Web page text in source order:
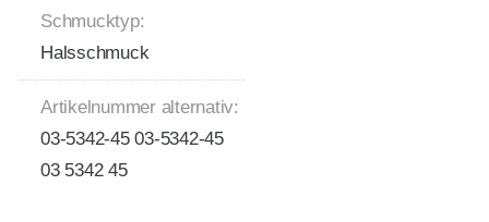
Schmucktyp:
Halsschmuck
Artikelnummer alternativ:
03-5342-45 03-5342-45
03 5342 45